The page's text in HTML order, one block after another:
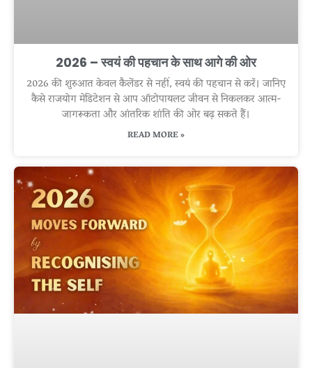
2026 – स्वयं की पहचान के साथ आगे की ओर
2026 की शुरुआत केवल कैलेंडर से नहीं, स्वयं की पहचान से करें। जानिए
कैसे राजयोग मेडिटेशन से आप ऑटोपायलट जीवन से निकलकर आत्म-
जागरूकता और आंतरिक शांति की ओर बढ़ सकते हैं।
READ MORE »